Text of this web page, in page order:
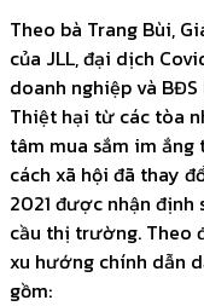
Theo bà Trang Bùi,
của JLL, đại dịch
doanh nghiệp và
Thiệt hại từ các tòa
tâm mua sắm im
cách xã hội đã thay
2021 được nhận
cầu thị trường. Theo
xu hướng chính dẫn
gồm: